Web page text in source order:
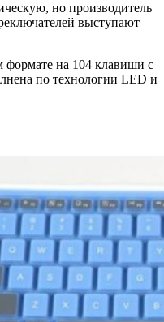
но производитель
выступают
на 104 клавиши с
по технологии LED и